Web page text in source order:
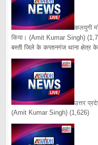
कलयुगी
किया। (Amit Kumar Singh)
बस्ती जिले के कप्तानगंज थाना क्षेत्र
उत्तर
(Amit Kumar Singh) (1,626)